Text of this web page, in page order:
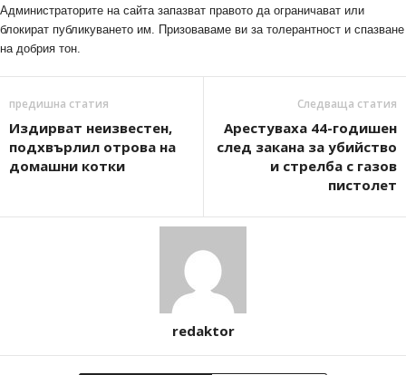
Администраторите на сайта запазват правото да ограничават или
блокират публикуването им. Призоваваме ви за толерантност и спазване
на добрия тон.
предишна статия
Издирват неизвестен,
подхвърлил отрова на
домашни котки
Следваща статия
Арестуваха 44-годишен
след закана за убийство
и стрелба с газов
пистолет
redaktor